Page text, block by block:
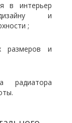
в интерьер
и
;
размеров и
радиатора